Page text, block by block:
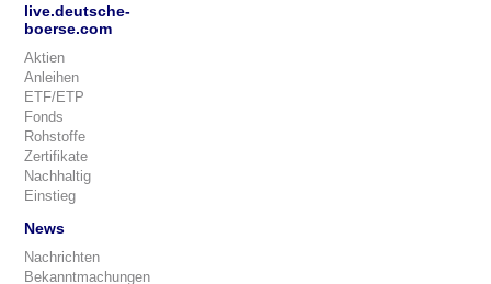
live.deutsche-
boerse.com
Aktien
Anleihen
ETF/ETP
Fonds
Rohstoffe
Zertifikate
Nachhaltig
Einstieg
News
Nachrichten
Bekanntmachungen